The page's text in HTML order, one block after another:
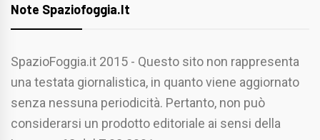
Note Spaziofoggia.it
SpazioFoggia.it 2015 - Questo sito non rappresenta
una testata giornalistica, in quanto viene aggiornato
senza nessuna periodicità. Pertanto, non può
considerarsi un prodotto editoriale ai sensi della